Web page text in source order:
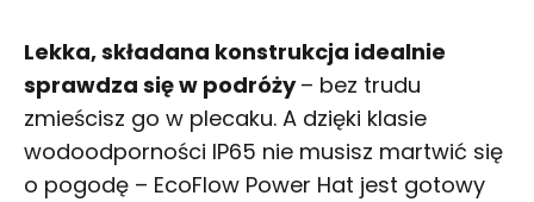
Lekka, składana konstrukcja idealnie
sprawdza się w podróży– bez trudu
zmieścisz go w plecaku. A dzięki klasie
wodoodporności IP65 nie musisz martwić się
o pogodę – EcoFlow Power Hat jest gotowy